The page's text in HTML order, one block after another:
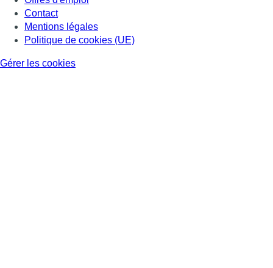
Contact
Mentions légales
Politique de cookies (UE)
Gérer les cookies